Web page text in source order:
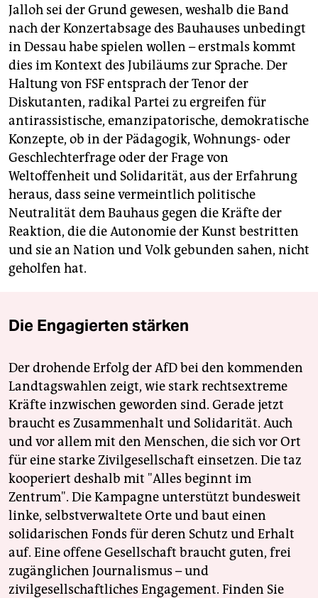
Jalloh sei der Grund gewesen, weshalb die Band
nach der Konzertabsage des Bauhauses unbedingt
in Dessau habe spielen wollen – erstmals kommt
dies im Kontext des Jubiläums zur Sprache. Der
Haltung von FSF entsprach der Tenor der
Diskutanten, radikal Partei zu ergreifen für
antirassistische, emanzipatorische, demokratische
Konzepte, ob in der Pädagogik, Wohnungs- oder
Geschlechterfrage oder der Frage von
Weltoffenheit und Solidarität, aus der Erfahrung
heraus, dass seine vermeintlich politische
Neutralität dem Bauhaus gegen die Kräfte der
Reaktion, die die Autonomie der Kunst bestritten
und sie an Nation und Volk gebunden sahen, nicht
geholfen hat.
Die Engagierten stärken
Der drohende Erfolg der AfD bei den kommenden
Landtagswahlen zeigt, wie stark rechtsextreme
Kräfte inzwischen geworden sind. Gerade jetzt
braucht es Zusammenhalt und Solidarität. Auch
und vor allem mit den Menschen, die sich vor Ort
für eine starke Zivilgesellschaft einsetzen. Die taz
kooperiert deshalb mit "Alles beginnt im
Zentrum". Die Kampagne unterstützt bundesweit
linke, selbstverwaltete Orte und baut einen
solidarischen Fonds für deren Schutz und Erhalt
auf. Eine offene Gesellschaft braucht guten, frei
zugänglichen Journalismus – und
zivilgesellschaftliches Engagement. Finden Sie